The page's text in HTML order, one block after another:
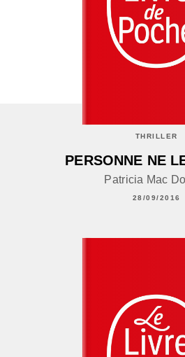
THRILLER
PERSONNE NE
Patricia Mac
28/09/2016